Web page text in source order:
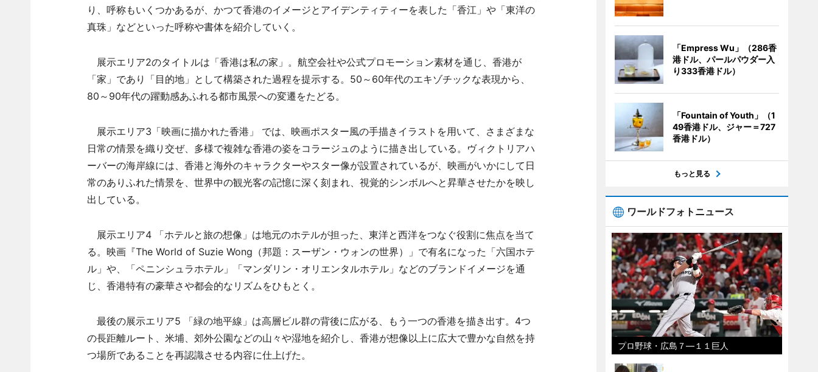
り、呼称もいくつかあるが、かつて香港のイメージとアイデンティティーを表した「香江」や「東洋の
真珠」などといった呼称や書体を紹介していく。
展示エリア2のタイトルは「香港は私の家」。航空会社や公式プロモーション素材を通じ、香港が
「家」であり「目的地」として構築された過程を提示する。50～60年代のエキゾチックな表現から、
80～90年代の躍動感あふれる都市風景への変遷をたどる。
展示エリア3「映画に描かれた香港」 では、映画ポスター風の手描きイラストを用いて、さまざまな
日常の情景を織り交ぜ、多様で複雑な香港の姿をコラージュのように描き出している。ヴィクトリアハ
ーバーの海岸線には、香港と海外のキャラクターやスター像が設置されているが、映画がいかにして日
常のありふれた情景を、世界中の観光客の記憶に深く刻まれ、視覚的シンボルへと昇華させたかを映し
出している。
展示エリア4 「ホテルと旅の想像」は地元のホテルが担った、東洋と西洋をつなぐ役割に焦点を当て
る。映画『The World of Suzie Wong（邦題：スーザン・ウォンの世界）」で有名になった「六国ホテ
ル」や、「ペニンシュラホテル」「マンダリン・オリエンタルホテル」などのブランドイメージを通
じ、香港特有の豪華さや都会的なリズムをひもとく。
最後の展示エリア5 「緑の地平線」は高層ビル群の背後に広がる、もう一つの香港を描き出す。4つ
の長距離ルート、米埔、郊外公園などの山々や湿地を紹介し、香港が想像以上に広大で豊かな自然を持
つ場所であることを再認識させる内容に仕上げた。
「Empress Wu」（286香
港ドル、パールパウダー入
り333香港ドル）
「Fountain of Youth」（1
49香港ドル、ジャー＝727
香港ドル）
もっと見る
ワールドフォトニュース
プロ野球・広島７―１１巨人